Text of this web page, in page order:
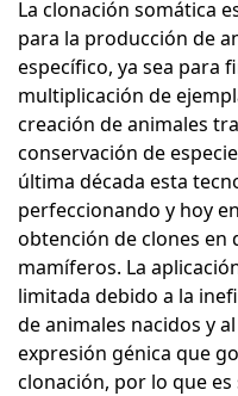
La clonación somática
para la producción de
específico, ya sea para
multiplicación de
creación de animales
conservación de
última década esta
perfeccionando y hoy
obtención de clones en
mamíferos. La
limitada debido a la
de animales nacidos y
expresión génica que
clonación, por lo que